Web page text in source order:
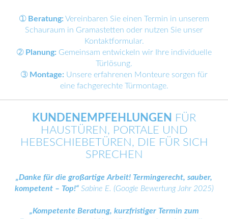
➀ Beratung: Vereinbaren Sie einen Termin in unserem
Schauraum in Gramastetten oder nutzen Sie unser
Kontaktformular.
➁ Planung: Gemeinsam entwickeln wir Ihre individuelle
Türlösung.
➂ Montage: Unsere erfahrenen Monteure sorgen für
eine fachgerechte Türmontage.
KUNDENEMPFEHLUNGEN FÜR
HAUSTÜREN, PORTALE UND
HEBESCHIEBETÜREN, DIE FÜR SICH
SPRECHEN
„Danke für die großartige Arbeit! Termingerecht, sauber,
kompetent – Top!“Sabine E. (Google Bewertung Jahr 2025)
„Kompetente Beratung, kurzfristiger Termin zum